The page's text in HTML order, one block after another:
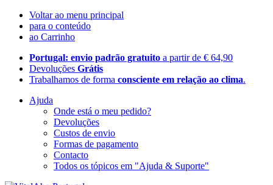
Voltar ao menu principal
para o conteúdo
ao Carrinho
Portugal: envio padrão gratuito a partir de € 64,90
Devoluções Grátis
Trabalhamos de forma consciente em relação ao clima.
Ajuda
Onde está o meu pedido?
Devoluções
Custos de envio
Formas de pagamento
Contacto
Todos os tópicos em "Ajuda & Suporte"